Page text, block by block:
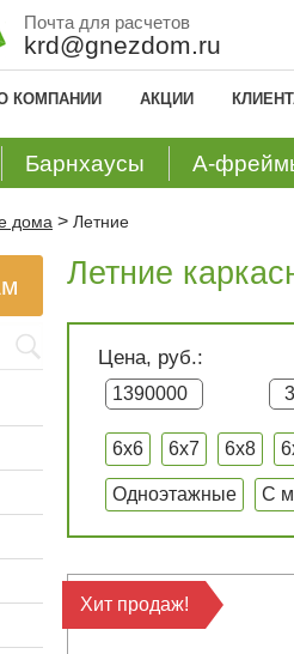
Почта для расчетов
krd@gnezdom.ru
КОМПАНИИ АКЦИИ
Барнхаусы А-
дома > Летние
Летние
Цена, руб.:
6x6 6x7 6x8
Одноэтажные С
Хит продаж!